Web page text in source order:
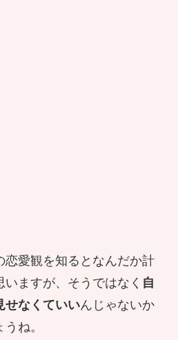
恋愛観を知るとなんだか計
ますが、そうではなく 自
せなくていいんじゃないか
ね。